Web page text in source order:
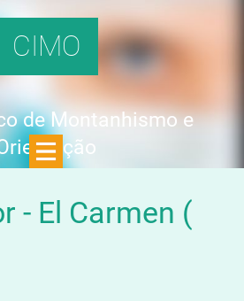
CIMO
de Montanhismo e
- El Carmen (